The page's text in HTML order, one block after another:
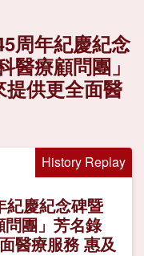
周年紀慶紀念
醫療顧問團」
供更全面醫
History Replay
紀慶紀念碑暨
問團」芳名錄
醫療服務 惠及